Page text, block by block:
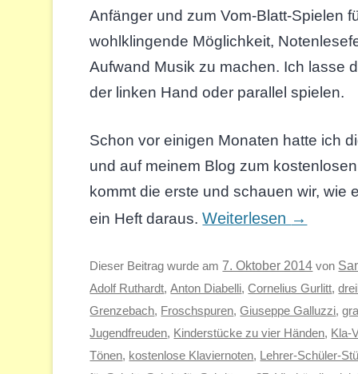
Anfänger und zum Vom-Blatt-Spielen
wohlklingende Möglichkeit,
Aufwand Musik zu machen. Ich lasse
der linken Hand oder parallel spielen.
Schon vor einigen Monaten hatte ich
und auf meinem Blog zum
kommt die erste und schauen wir,
ein Heft daraus.Weiterlesen →
Dieser Beitrag wurde am7. Oktober 2014 von
Adolf Ruthardt,Anton Diabelli,Cornelius Gurlitt,
Grenzebach, Froschspuren,Giuseppe Galluzzi,
Jugendfreuden, Kinderstücke zu vier Händen, Kla-
Tönen, kostenlose Klaviernoten, Lehrer-Schüler-